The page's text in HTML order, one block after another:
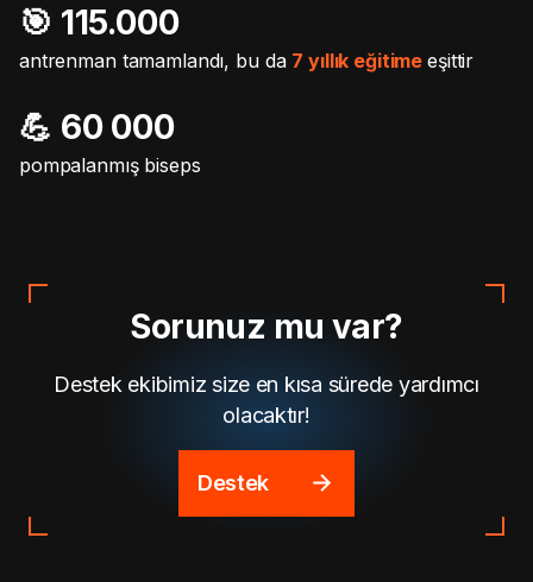
🎯️ 115.000
antrenman tamamlandı, bu da 7 yıllık eğitimeeşittir
💪 60 000
pompalanmış biseps
Sorunuz mu var?
Destek ekibimiz size en kısa sürede yardımcı
olacaktır!
Destek